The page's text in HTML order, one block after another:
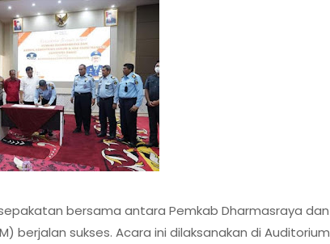
bersama antara Pemkab Dharmasraya dan
berjalan sukses. Acara ini dilaksanakan di Auditorium